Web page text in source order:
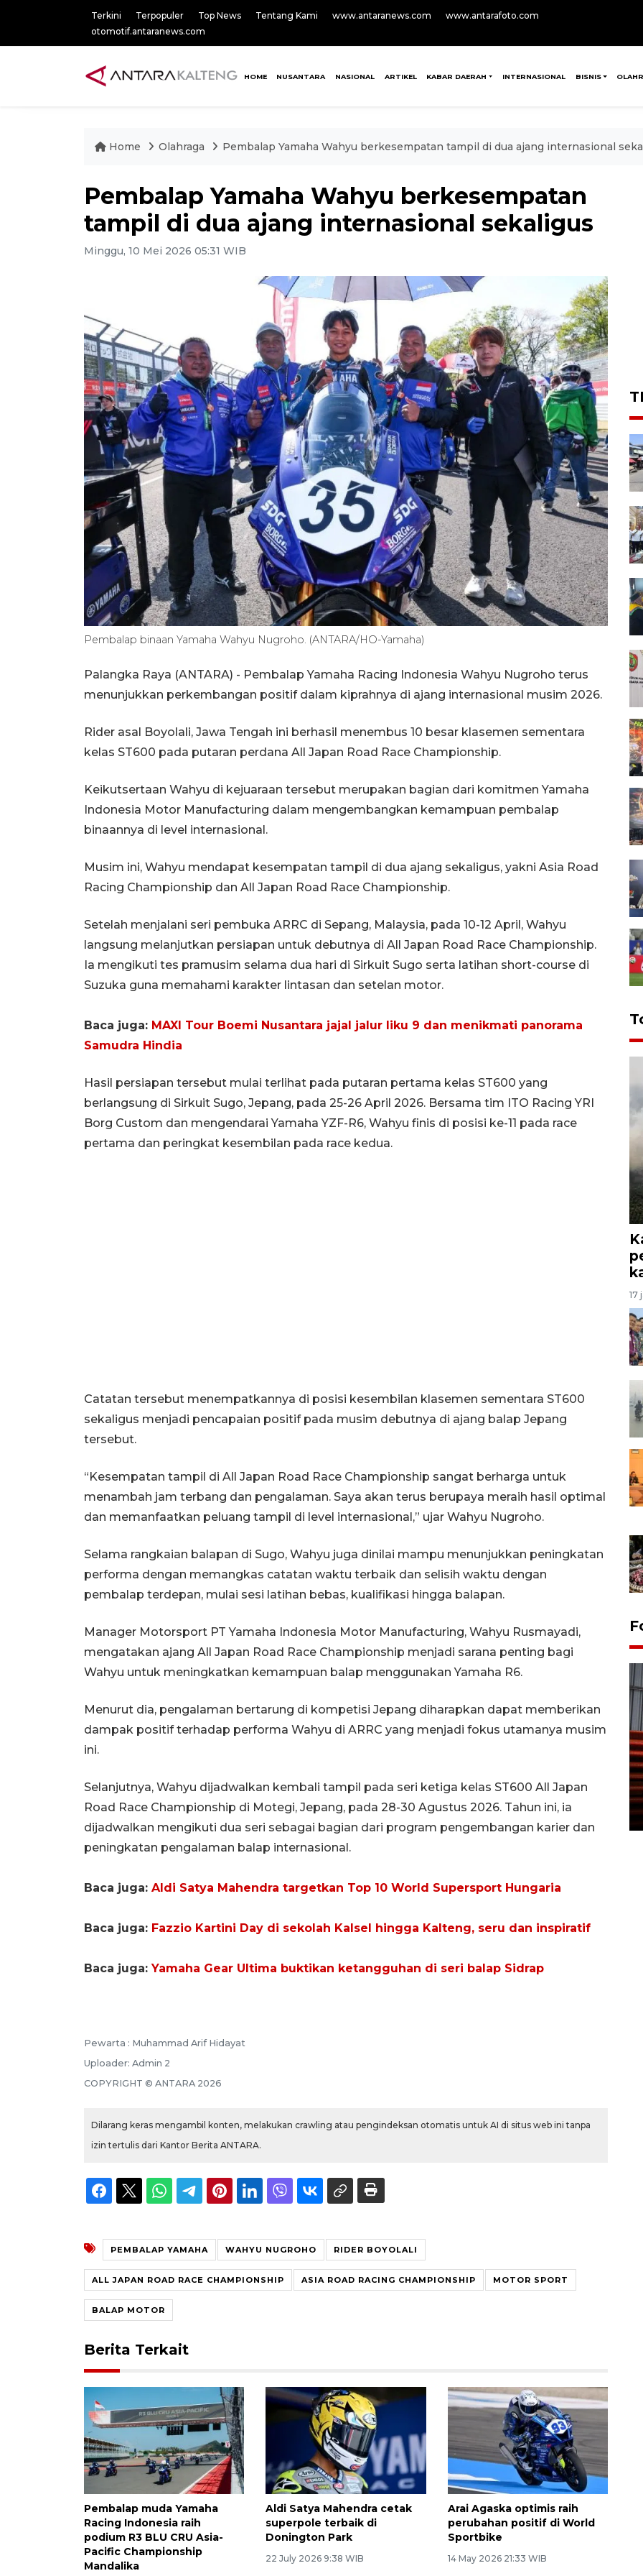
Terkini Terpopuler Top News Tentang Kami www.antaranews.com
www.antarafoto.com
otomotif.antaranews.com
HOME NUSANTARA NASIONAL ARTIKEL KABAR DAERAH INTERNASIONAL BISNIS
Home Olahraga Pembalap Yamaha Wahyu berkesempatan tampil di dua ajang internasional
Pembalap Yamaha Wahyu berkesempatan
tampil di dua ajang internasional sekaligus
Minggu, 10 Mei 2026 05:31 WIB
Pembalap binaan Yamaha Wahyu Nugroho. (ANTARA/HO-Yamaha)
Palangka Raya (ANTARA) - Pembalap Yamaha Racing Indonesia Wahyu Nugroho terus
menunjukkan perkembangan positif dalam kiprahnya di ajang internasional musim 2026.
Rider asal Boyolali, Jawa Tengah ini berhasil menembus 10 besar klasemen sementara
kelas ST600 pada putaran perdana All Japan Road Race Championship.
Keikutsertaan Wahyu di kejuaraan tersebut merupakan bagian dari komitmen Yamaha
Indonesia Motor Manufacturing dalam mengembangkan kemampuan pembalap
binaannya di level internasional.
Musim ini, Wahyu mendapat kesempatan tampil di dua ajang sekaligus, yakni Asia Road
Racing Championship dan All Japan Road Race Championship.
Setelah menjalani seri pembuka ARRC di Sepang, Malaysia, pada 10-12 April, Wahyu
langsung melanjutkan persiapan untuk debutnya di All Japan Road Race Championship.
Ia mengikuti tes pramusim selama dua hari di Sirkuit Sugo serta latihan short-course di
Suzuka guna memahami karakter lintasan dan setelan motor.
Baca juga: MAXI Tour Boemi Nusantara jajal jalur liku 9 dan menikmati panorama
Samudra Hindia
Hasil persiapan tersebut mulai terlihat pada putaran pertama kelas ST600 yang
berlangsung di Sirkuit Sugo, Jepang, pada 25-26 April 2026. Bersama tim ITO Racing YRI
Borg Custom dan mengendarai Yamaha YZF-R6, Wahyu finis di posisi ke-11 pada race
pertama dan peringkat kesembilan pada race kedua.
Catatan tersebut menempatkannya di posisi kesembilan klasemen sementara ST600
sekaligus menjadi pencapaian positif pada musim debutnya di ajang balap Jepang
tersebut.
“Kesempatan tampil di All Japan Road Race Championship sangat berharga untuk
menambah jam terbang dan pengalaman. Saya akan terus berupaya meraih hasil optimal
dan memanfaatkan peluang tampil di level internasional,” ujar Wahyu Nugroho.
Selama rangkaian balapan di Sugo, Wahyu juga dinilai mampu menunjukkan peningkatan
performa dengan memangkas catatan waktu terbaik dan selisih waktu dengan
pembalap terdepan, mulai sesi latihan bebas, kualifikasi hingga balapan.
Manager Motorsport PT Yamaha Indonesia Motor Manufacturing, Wahyu Rusmayadi,
mengatakan ajang All Japan Road Race Championship menjadi sarana penting bagi
Wahyu untuk meningkatkan kemampuan balap menggunakan Yamaha R6.
Menurut dia, pengalaman bertarung di kompetisi Jepang diharapkan dapat memberikan
dampak positif terhadap performa Wahyu di ARRC yang menjadi fokus utamanya musim
ini.
Selanjutnya, Wahyu dijadwalkan kembali tampil pada seri ketiga kelas ST600 All Japan
Road Race Championship di Motegi, Jepang, pada 28-30 Agustus 2026. Tahun ini, ia
dijadwalkan mengikuti dua seri sebagai bagian dari program pengembangan karier dan
peningkatan pengalaman balap internasional.
Baca juga: Aldi Satya Mahendra targetkan Top 10 World Supersport Hungaria
Baca juga: Fazzio Kartini Day di sekolah Kalsel hingga Kalteng, seru dan inspiratif
Baca juga:Yamaha Gear Ultima buktikan ketangguhan di seri balap Sidrap
Pewarta : Muhammad Arif Hidayat
Uploader: Admin 2
COPYRIGHT © ANTARA 2026
Dilarang keras mengambil konten, melakukan crawling atau pengindeksan otomatis untuk AI di situs web ini tanpa
izin tertulis dari Kantor Berita ANTARA.
PEMBALAP YAMAHA WAHYU NUGROHO RIDER BOYOLALI
ALL JAPAN ROAD RACE CHAMPIONSHIP ASIA ROAD RACING CHAMPIONSHIP MOTOR SPORT
BALAP MOTOR
Berita Terkait
Pembalap muda Yamaha
Racing Indonesia raih
podium R3 BLU CRU Asia-
Pacific Championship
Mandalika
Aldi Satya Mahendra cetak
superpole terbaik di
Donington Park
22 July 2026 9:38 WIB
Arai Agaska optimis raih
perubahan positif di World
Sportbike
14 May 2026 21:33 WIB
17
Tengah
22 July 2026 17:18 WIB